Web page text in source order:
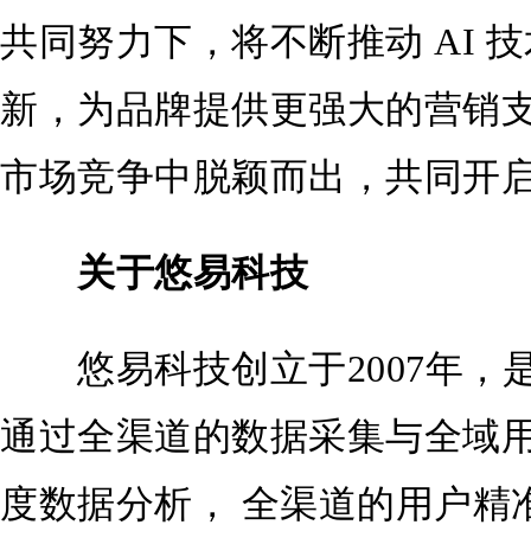
共同努力下，将不断推动 AI
新，为品牌提供更强大的营销
市场竞争中脱颖而出，共同开
关于悠易科技
悠易科技创立于2007年，
通过全渠道的数据采集与全域
度数据分析， 全渠道的用户精